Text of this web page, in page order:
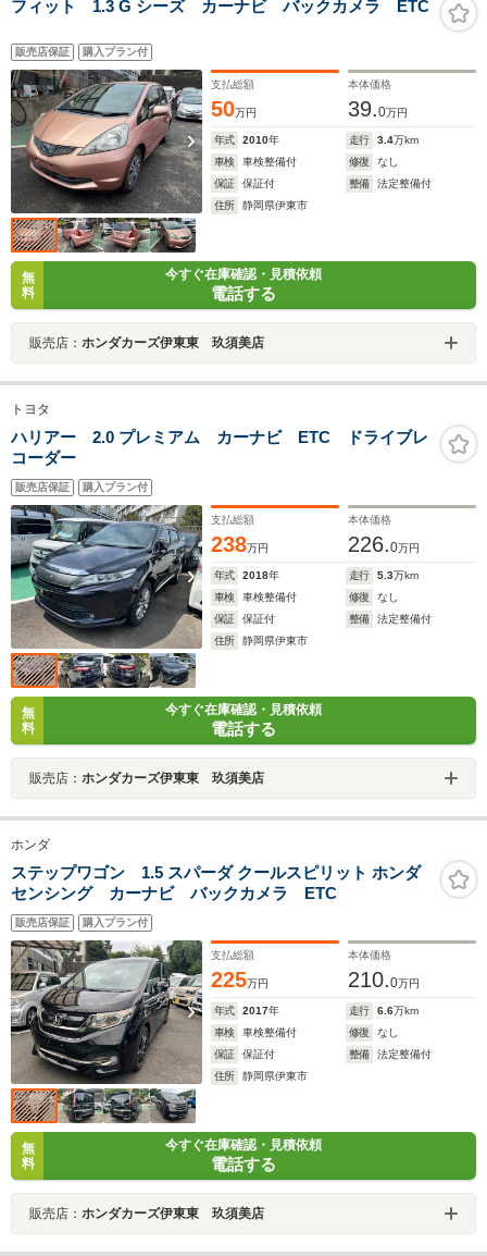
フィット 1.3 G シーズ カーナビ バックカメラ ETC
販売店保証 購入プラン付
支払総額
50万円
本体価格
39.0万円
年式 2010年 走行 3.4万km
車検
車検整備付 修復
なし
保証
保証付 整備
法定整備付
住所
静岡県伊東市
無
料
今すぐ在庫確認・見積依頼
電話する
販売店： ホンダカーズ伊東東 玖須美店
トヨタ
ハリアー 2.0 プレミアム カーナビ ETC ドライブレ
コーダー
販売店保証 購入プラン付
支払総額
238万円
本体価格
226.0万円
年式 2018年 走行 5.3万km
車検
車検整備付 修復
なし
保証
保証付 整備
法定整備付
住所
静岡県伊東市
無
料
今すぐ在庫確認・見積依頼
電話する
販売店： ホンダカーズ伊東東 玖須美店
ホンダ
ステップワゴン 1.5 スパーダ クールスピリット ホンダ
センシング カーナビ バックカメラ ETC
販売店保証 購入プラン付
支払総額
225万円
本体価格
210.0万円
年式 2017年 走行 6.6万km
車検
車検整備付 修復
なし
保証
保証付 整備
法定整備付
住所
静岡県伊東市
無
料
今すぐ在庫確認・見積依頼
電話する
販売店： ホンダカーズ伊東東 玖須美店